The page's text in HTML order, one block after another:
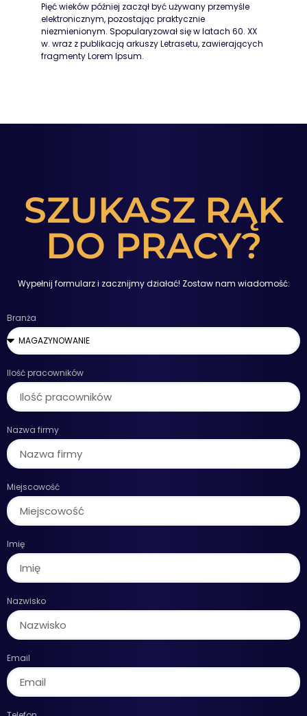
Pięć wieków później zaczął być używany przemyśle
elektronicznym, pozostając praktycznie
niezmienionym. Spopularyzował się w latach 60. XX
w. wraz z publikacją arkuszy Letrasetu, zawierających
fragmenty Lorem Ipsum.
SZUKASZ RĄK
DO PRACY?
Wypełnij formularz i zacznijmy działać! Zostaw nam wiadomość:
Branża
Ilość pracowników
Nazwa firmy
Miejscowość
Imię
Nazwisko
Email